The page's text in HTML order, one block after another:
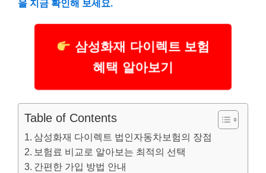
을 지금 확인해 보세요.
삼성화재 다이렉트 보험
혜택 알아보기
Table of Contents
삼성화재 다이렉트 법인자동차보험의 장점
보험료 비교로 알아보는 최적의 선택
간편한 가입 방법 안내